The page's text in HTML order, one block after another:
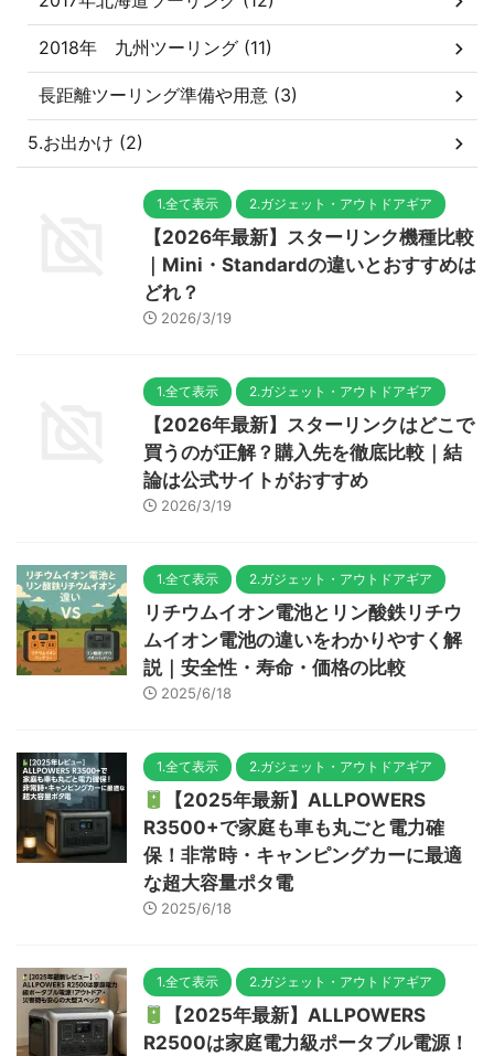
2018年 九州ツーリング (11)
長距離ツーリング準備や用意 (3)
5.お出かけ (2)
1.全て表示 2.ガジェット・アウトドアギア
【2026年最新】スターリンク機種比較
｜Mini・Standardの違いとおすすめは
どれ？
2026/3/19
1.全て表示 2.ガジェット・アウトドアギア
【2026年最新】スターリンクはどこで
買うのが正解？購入先を徹底比較｜結
論は公式サイトがおすすめ
2026/3/19
1.全て表示 2.ガジェット・アウトドアギア
リチウムイオン電池とリン酸鉄リチウ
ムイオン電池の違いをわかりやすく解
説｜安全性・寿命・価格の比較
2025/6/18
1.全て表示 2.ガジェット・アウトドアギア
【2025年最新】ALLPOWERS
R3500+で家庭も車も丸ごと電力確
保！非常時・キャンピングカーに最適
な超大容量ポタ電
2025/6/18
1.全て表示 2.ガジェット・アウトドアギア
【2025年最新】ALLPOWERS
R2500は家庭電力級ポータブル電源！